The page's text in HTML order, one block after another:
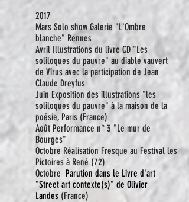
2017
Mars Solo show Galerie "L'Ombre
blanche" Rennes
Avril Illustrations du livre CD "Les
soliloques du pauvre" au diable vauvert
de Vîrus avec la participation de Jean
Claude Dreyfus
Juin Exposition des illustrations "les
soliloques du pauvre" à la maison de la
poésie, Paris (France)
Août Performance n° 3 "Le mur de
Bourges"
Octobre Réalisation Fresque au Festival les
Pictoires à René (72)
Octobre Parution dans le Livre d'art
"Street art contexte(s)" de Olivier
Landes (France)